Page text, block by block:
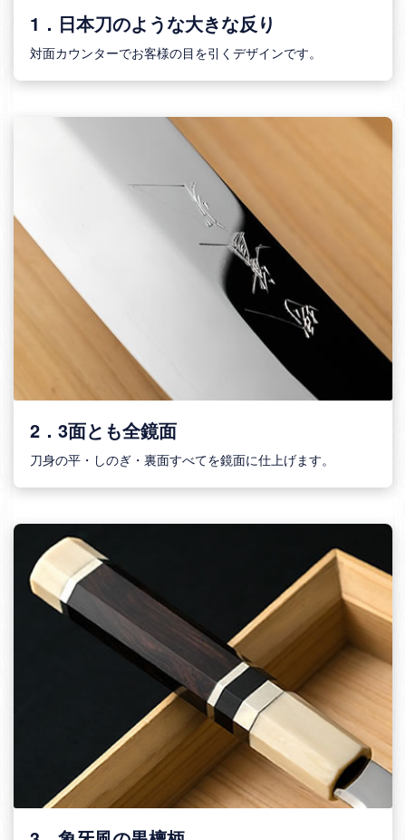
1．日本刀のような大きな反り
対面カウンターでお客様の目を引くデザインです。
2．3面とも全鏡面
刀身の平・しのぎ・裏面すべてを鏡面に仕上げます。